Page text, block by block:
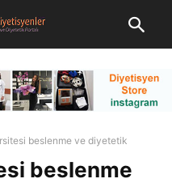
beslenme ve diyetetik
beslenme